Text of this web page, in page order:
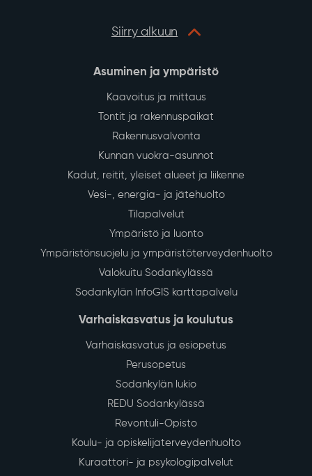
Siirry alkuun
Asuminen ja ympäristö
Kaavoitus ja mittaus
Tontit ja rakennuspaikat
Rakennusvalvonta
Kunnan vuokra-asunnot
Kadut, reitit, yleiset alueet ja liikenne
Vesi-, energia- ja jätehuolto
Tilapalvelut
Ympäristö ja luonto
Ympäristönsuojelu ja ympäristöterveydenhuolto
Valokuitu Sodankylässä
Sodankylän InfoGIS karttapalvelu
Varhaiskasvatus ja koulutus
Varhaiskasvatus ja esiopetus
Perusopetus
Sodankylän lukio
REDU Sodankylässä
Revontuli-Opisto
Koulu- ja opiskelijaterveydenhuolto
Kuraattori- ja psykologipalvelut